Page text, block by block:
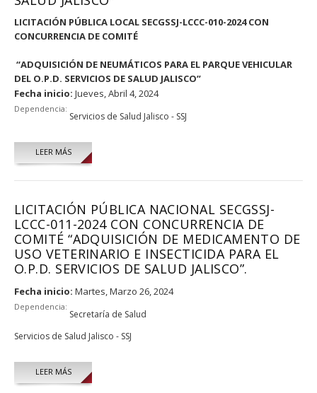
LICITACIÓN PÚBLICA LOCAL SECGSSJ-LCCC-010-2024 CON
CONCURRENCIA DE COMITÉ
“ADQUISICIÓN DE NEUMÁTICOS PARA EL PARQUE VEHICULAR
DEL O.P.D. SERVICIOS DE SALUD JALISCO”
Fecha inicio: Jueves, Abril 4, 2024
Dependencia:
Servicios de Salud Jalisco - SSJ
LEER MÁS
LICITACIÓN PÚBLICA NACIONAL SECGSSJ-
LCCC-011-2024 CON CONCURRENCIA DE
COMITÉ “ADQUISICIÓN DE MEDICAMENTO DE
USO VETERINARIO E INSECTICIDA PARA EL
O.P.D. SERVICIOS DE SALUD JALISCO”.
Fecha inicio: Martes, Marzo 26, 2024
Dependencia:
Secretaría de Salud
Servicios de Salud Jalisco - SSJ
LEER MÁS